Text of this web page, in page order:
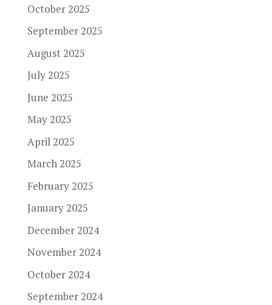
October 2025
September 2025
August 2025
July 2025
June 2025
May 2025
April 2025
March 2025
February 2025
January 2025
December 2024
November 2024
October 2024
September 2024